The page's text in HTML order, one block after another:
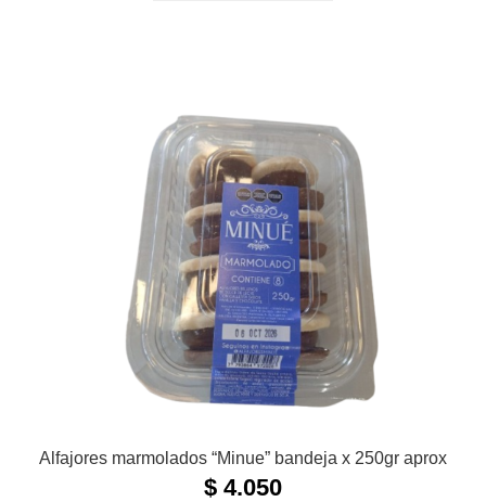
Alfajores marmolados “Minue” bandeja x 250gr aprox
$ 4.050